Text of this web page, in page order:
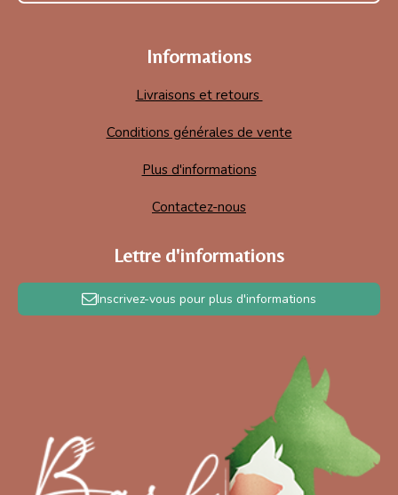
Informations
Livraisons et retours
Conditions générales de vente
Plus d'informations
Contactez-nous
Lettre d'informations
Inscrivez-vous pour plus d'informations